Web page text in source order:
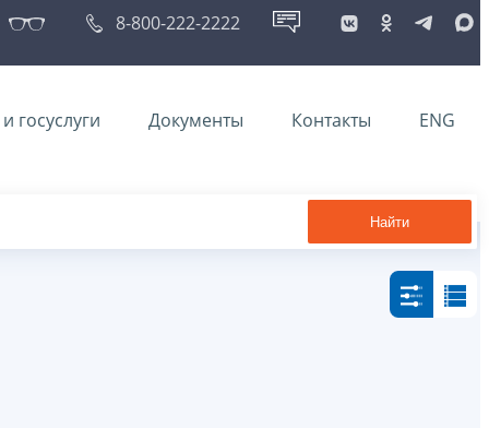
8-800-222-2222
госуслуги Документы Контакты ENG
Найти